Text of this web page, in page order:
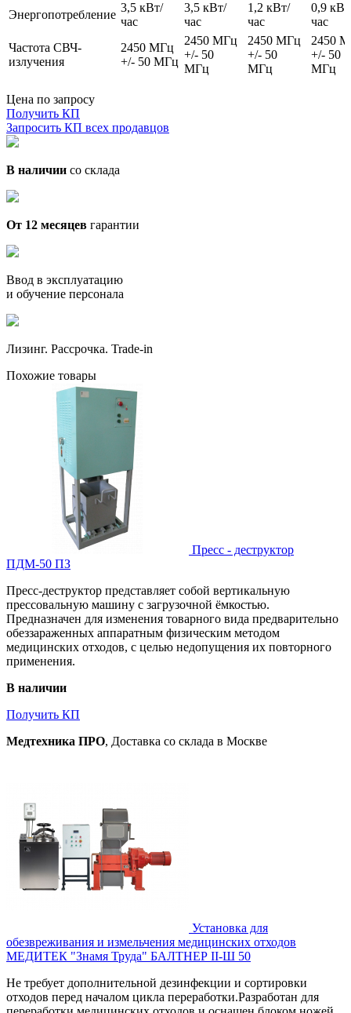
Энергопотребление
3,5 кВт/
час
3,5 кВт/
час
1,2 кВт/
час
0,9
час
Частота СВЧ-
излучения
2450 МГц
+/- 50 МГц
2450 МГц
+/- 50
МГц
2450 МГц
+/- 50
МГц
2450
+/- 50
МГц
Цена по запросу
Получить КП
Запросить КП всех продавцов
В наличии со склада
От 12 месяцев гарантии
Ввод в эксплуатацию
и обучение персонала
Лизинг. Рассрочка. Trade-in
Похожие товары
Пресс - деструктор
ПДМ-50 ПЗ
Пресс-деструктор представляет собой вертикальную
прессовальную машину с загрузочной ёмкостью.
Предназначен для изменения товарного вида предварительно
обеззараженных аппаратным физическим методом
медицинских отходов, с целью недопущения их повторного
применения.
В наличии
Получить КП
Медтехника ПРО, Доставка со склада в Москве
Установка для
обезвреживания и измельчения медицинских отходов
МЕДИТЕК "Знамя Труда" БАЛТНЕР II-Ш 50
Не требует дополнительной дезинфекции и сортировки
отходов перед началом цикла переработки.Разработан для